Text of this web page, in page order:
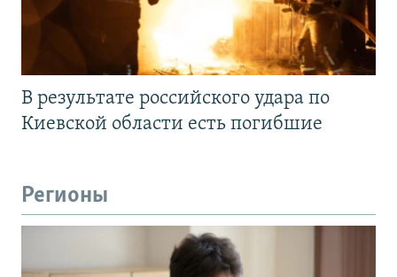
В результате российского удара по
Киевской области есть погибшие
Регионы